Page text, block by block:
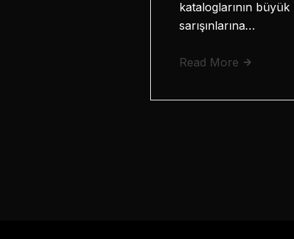
kataloglarının
sarışınlarına…
Read More